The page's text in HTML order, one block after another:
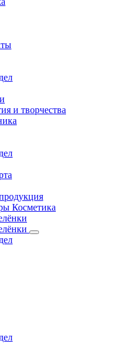
и творчества
Косметика